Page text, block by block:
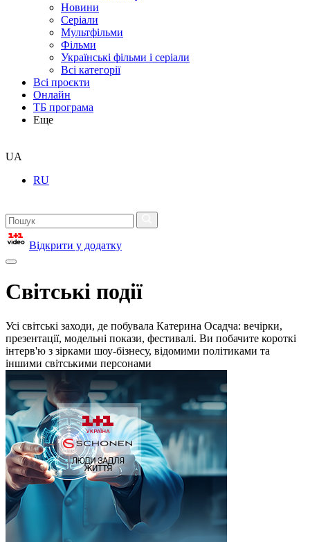
Новини
Серіали
Мультфільми
Фільми
Українські фільми і серіали
Всі категорії
Всі проєкти
Онлайн
ТБ програма
Еще
UA
RU
Відкрити у додатку
Світські події
Усі світські заходи, де побувала Катерина Осадча: вечірки,
презентації, модельні покази, фестивалі. Ви побачите короткі
інтерв'ю з зірками шоу-бізнесу, відомими політиками та
іншими світськими персонами